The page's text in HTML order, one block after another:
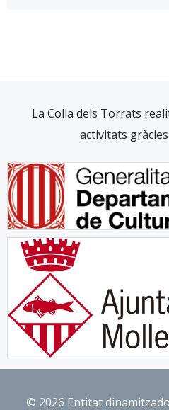
La Colla dels Torrats
activitats
© 2026 Entitat